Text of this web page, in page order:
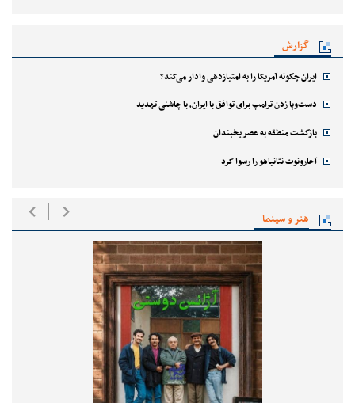
گزارش
ایران چگونه آمریکا را به امتیازدهی وادار می‌کند؟
دست‌وپا زدن ترامپ برای توافق با ایران، با چاشنی تهدید
بازگشت منطقه به عصر یخبندان
آحارونوت نتانیاهو را رسوا کرد
هنر و سینما